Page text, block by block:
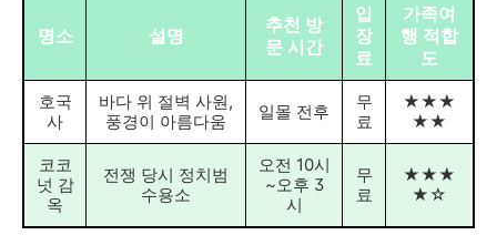
명소 설명
추천 방
문 시간
입
장
료
가족여
행 적합
도
호국
사
바다 위 절벽 사원,
풍경이 아름다움
일몰 전후
무
료
★★★
★★
코코
넛 감
옥
전쟁 당시 정치범
수용소
오전 10시
~오후 3
시
무
료
★★★
★☆